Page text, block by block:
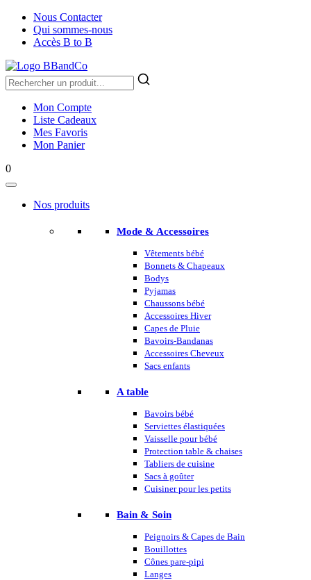
Nous Contacter
Qui sommes-nous
Accès B to B
Mon Compte
Liste Cadeaux
Mes Favoris
Mon Panier
0
Nos produits
Mode & Accessoires
Vêtements bébé
Bonnets & Chapeaux
Bodys
Pyjamas
Chaussons bébé
Accessoires Hiver
Capes de Pluie
Bavoirs-Bandanas
Accessoires Cheveux
Sacs enfants
A table
Bavoirs bébé
Serviettes élastiquées
Vaisselle pour bébé
Protection table & chaises
Tabliers de cuisine
Sacs à goûter
Cuisiner pour les petits
Bain & Soin
Peignoirs & Capes de Bain
Bouillottes
Cônes pare-pipi
Langes